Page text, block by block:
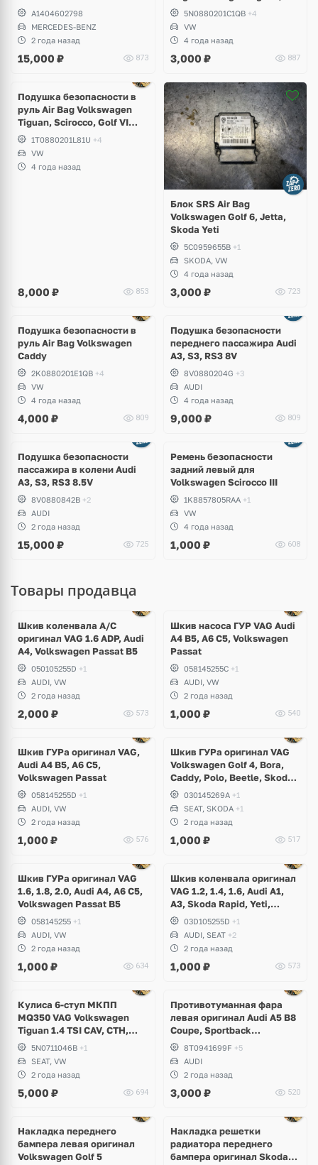
A1404602798
MERCEDES-BENZ
2 года назад
15,000 ₽ 873
Touran
5N0880201C1QB +4
VW
4 года назад
3,000 ₽ 887
Подушка безопасности в
руль Air Bag Volkswagen
Tiguan, Scirocco, Golf VI
GTI, Touran, Polo, Passat
B6, B7, CC
1T0880201L81U +4
VW
4 года назад
8,000 ₽ 853
Блок SRS Air Bag
Volkswagen Golf 6, Jetta,
Skoda Yeti
5C0959655B +1
SKODA, VW
4 года назад
3,000 ₽ 723
Подушка безопасности в
руль Air Bag Volkswagen
Caddy
2K0880201E1QB +4
VW
4 года назад
4,000 ₽ 809
Подушка безопасности
переднего пассажира Audi
A3, S3, RS3 8V
8V0880204G +3
AUDI
4 года назад
9,000 ₽ 809
Подушка безопасности
пассажира в колени Audi
A3, S3, RS3 8.5V
8V0880842B +2
AUDI
2 года назад
15,000 ₽ 725
Ремень безопасности
задний левый для
Volkswagen Scirocco III
1K8857805RAA +1
VW
4 года назад
1,000 ₽ 608
Товары продавца
Шкив коленвала A/C
оригинал VAG 1.6 ADP, Audi
A4, Volkswagen Passat B5
050105255D +1
AUDI, VW
2 года назад
2,000 ₽ 573
Шкив насоса ГУР VAG Audi
A4 B5, A6 C5, Volkswagen
Passat
058145255C +1
AUDI, VW
2 года назад
1,000 ₽ 540
Шкив ГУРа оригинал VAG,
Audi A4 B5, A6 C5,
Volkswagen Passat
058145255D +1
AUDI, VW
2 года назад
1,000 ₽ 576
Шкив ГУРа оригинал VAG
Volkswagen Golf 4, Bora,
Caddy, Polo, Beetle, Skoda
Octavia, Felicia, Seat Leon,
Arosa, Toledo, Cordoba
030145269A +1
SEAT, SKODA +1
2 года назад
1,000 ₽ 517
Шкив ГУРа оригинал VAG
1.6, 1.8, 2.0, Audi A4, A6 C5,
Volkswagen Passat B5
058145255 +1
AUDI, VW
2 года назад
1,000 ₽ 634
Шкив коленвала оригинал
VAG 1.2, 1.4, 1.6, Audi A1,
A3, Skoda Rapid, Yeti,
Fabia, Roomster, Superb,
Volkswagen Golf 5, 6, Jetta,
Tiguan, Eos, Scirocco,
Passat B6, B7, Polo, Touran,
Seat Leon
03D105255D +1
AUDI, SEAT +2
2 года назад
1,000 ₽ 573
Кулиса 6-ступ МКПП
MQ350 VAG Volkswagen
Tiguan 1.4 TSI CAV, CTH,
Sharan, Seat Alhambra
5N0711046B +1
SEAT, VW
2 года назад
5,000 ₽ 694
Противотуманная фара
левая оригинал Audi A5 B8
Coupe, Sportback
рестайлинг
8T0941699F +5
AUDI
2 года назад
3,000 ₽ 520
Накладка переднего
бампера левая оригинал
Volkswagen Golf 5
Накладка решетки
радиатора переднего
бампера оригинал Skoda